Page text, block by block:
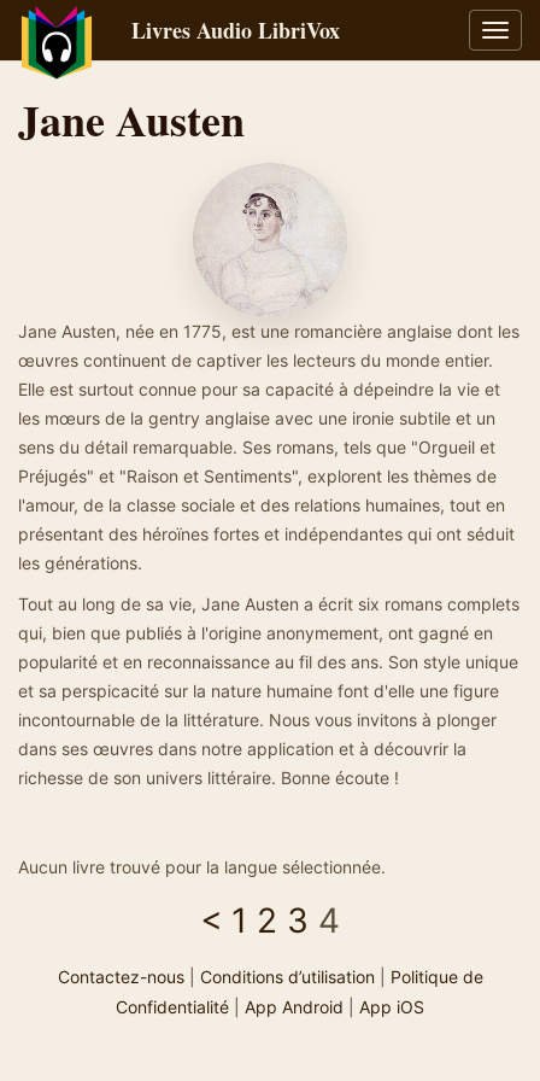
la
Livres Audio LibriVox
Jane Austen
Jane Austen, née en 1775, est une romancière anglaise dont les
œuvres continuent de captiver les lecteurs du monde entier.
Elle est surtout connue pour sa capacité à dépeindre la vie et
les mœurs de la gentry anglaise avec une ironie subtile et un
sens du détail remarquable. Ses romans, tels que "Orgueil et
Préjugés" et "Raison et Sentiments", explorent les thèmes de
l'amour, de la classe sociale et des relations humaines, tout en
présentant des héroïnes fortes et indépendantes qui ont séduit
les générations.
Tout au long de sa vie, Jane Austen a écrit six romans complets
qui, bien que publiés à l'origine anonymement, ont gagné en
popularité et en reconnaissance au fil des ans. Son style unique
et sa perspicacité sur la nature humaine font d'elle une figure
incontournable de la littérature. Nous vous invitons à plonger
dans ses œuvres dans notre application et à découvrir la
richesse de son univers littéraire. Bonne écoute !
Aucun livre trouvé pour la langue sélectionnée.
< 1 2 3 4
Contactez-nous| Conditions d’utilisation| Politique de
Confidentialité
App Android App iOS